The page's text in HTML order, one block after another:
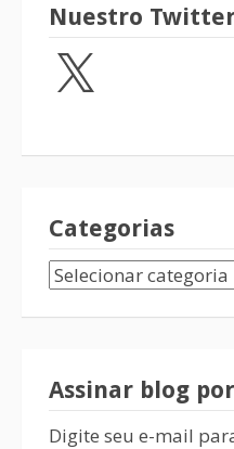
Nuestro
Categorias
Assinar blog
Digite seu e-mail